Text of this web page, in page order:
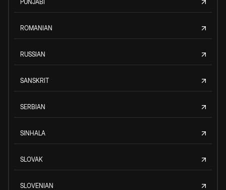
PUNJABI
ROMANIAN
RUSSIAN
SANSKRIT
SERBIAN
SINHALA
SLOVAK
SLOVENIAN